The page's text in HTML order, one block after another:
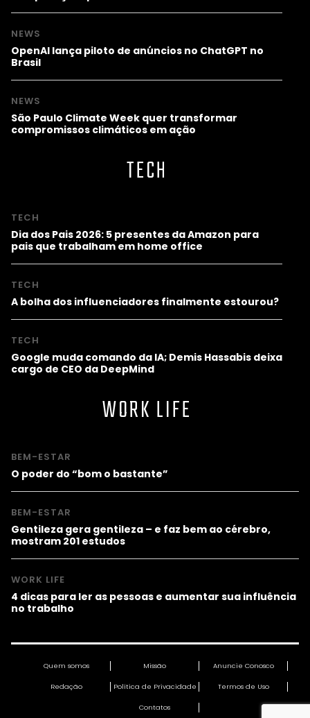
NEWS
OpenAI lança piloto de anúncios no ChatGPT no
Brasil
NEWS
São Paulo Climate Week quer transformar
compromissos climáticos em ação
TECH
TECH
Dia dos Pais 2026: 5 presentes da Amazon para
pais que trabalham em home office
TECH
A bolha dos influenciadores finalmente estourou?
TECH
Google muda comando da IA; Demis Hassabis deixa
cargo de CEO da DeepMind
WORK LIFE
BEM-ESTAR
O poder do “bom o bastante”
BEM-ESTAR
Gentileza gera gentileza – e faz bem ao cérebro,
mostram 201 estudos
WORK LIFE
4 dicas para ler as pessoas e aumentar sua influência
no trabalho
Quem somos Missão Anuncie Conosco
Redação Política de Privacidade Termos de Uso
Contatos